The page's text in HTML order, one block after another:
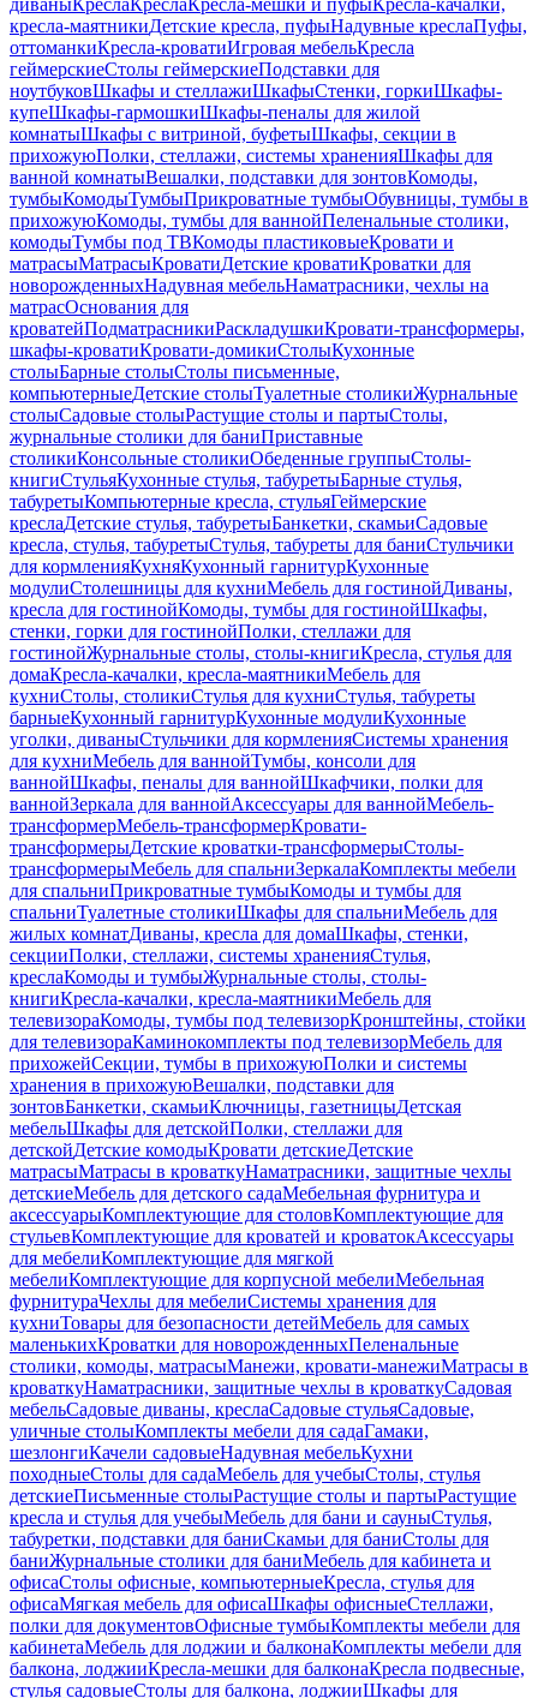
диваныКреслаКреслаКресла-мешки и пуфыКресла-качалки,
кресла-маятникиДетские кресла, пуфыНадувные креслаПуфы,
оттоманкиКресла-кроватиИгровая мебельКресла
геймерскиеСтолы геймерскиеПодставки для
ноутбуковШкафы и стеллажиШкафыСтенки, горкиШкафы-
купеШкафы-гармошкиШкафы-пеналы для жилой
комнатыШкафы с витриной, буфетыШкафы, секции в
прихожуюПолки, стеллажи, системы храненияШкафы для
ванной комнатыВешалки, подставки для зонтовКомоды,
тумбыКомодыТумбыПрикроватные тумбыОбувницы, тумбы в
прихожуюКомоды, тумбы для ваннойПеленальные столики,
комодыТумбы под ТВКомоды пластиковыеКровати и
матрасыМатрасыКроватиДетские кроватиКроватки для
новорожденныхНадувная мебельНаматрасники, чехлы на
матрасОснования для
кроватейПодматрасникиРаскладушкиКровати-трансформеры,
шкафы-кроватиКровати-домикиСтолыКухонные
столыБарные столыСтолы письменные,
компьютерныеДетские столыТуалетные столикиЖурнальные
столыСадовые столыРастущие столы и партыСтолы,
журнальные столики для баниПриставные
столикиКонсольные столикиОбеденные группыСтолы-
книгиСтульяКухонные стулья, табуретыБарные стулья,
табуретыКомпьютерные кресла, стульяГеймерские
креслаДетские стулья, табуретыБанкетки, скамьиСадовые
кресла, стулья, табуретыСтулья, табуреты для баниСтульчики
для кормленияКухняКухонный гарнитурКухонные
модулиСтолешницы для кухниМебель для гостинойДиваны,
кресла для гостинойКомоды, тумбы для гостинойШкафы,
стенки, горки для гостинойПолки, стеллажи для
гостинойЖурнальные столы, столы-книгиКресла, стулья для
домаКресла-качалки, кресла-маятникиМебель для
кухниСтолы, столикиСтулья для кухниСтулья, табуреты
барныеКухонный гарнитурКухонные модулиКухонные
уголки, диваныСтульчики для кормленияСистемы хранения
для кухниМебель для ваннойТумбы, консоли для
ваннойШкафы, пеналы для ваннойШкафчики, полки для
ваннойЗеркала для ваннойАксессуары для ваннойМебель-
трансформерМебель-трансформерКровати-
трансформерыДетские кроватки-трансформерыСтолы-
трансформерыМебель для спальниЗеркалаКомплекты мебели
для спальниПрикроватные тумбыКомоды и тумбы для
спальниТуалетные столикиШкафы для спальниМебель для
жилых комнатДиваны, кресла для домаШкафы, стенки,
секцииПолки, стеллажи, системы храненияСтулья,
креслаКомоды и тумбыЖурнальные столы, столы-
книгиКресла-качалки, кресла-маятникиМебель для
телевизораКомоды, тумбы под телевизорКронштейны, стойки
для телевизораКаминокомплекты под телевизорМебель для
прихожейСекции, тумбы в прихожуюПолки и системы
хранения в прихожуюВешалки, подставки для
зонтовБанкетки, скамьиКлючницы, газетницыДетская
мебельШкафы для детскойПолки, стеллажи для
детскойДетские комодыКровати детскиеДетские
матрасыМатрасы в кроваткуНаматрасники, защитные чехлы
детскиеМебель для детского садаМебельная фурнитура и
аксессуарыКомплектующие для столовКомплектующие для
стульевКомплектующие для кроватей и кроватокАксессуары
для мебелиКомплектующие для мягкой
мебелиКомплектующие для корпусной мебелиМебельная
фурнитураЧехлы для мебелиСистемы хранения для
кухниТовары для безопасности детейМебель для самых
маленькихКроватки для новорожденныхПеленальные
столики, комоды, матрасыМанежи, кровати-манежиМатрасы в
кроваткуНаматрасники, защитные чехлы в кроваткуСадовая
мебельСадовые диваны, креслаСадовые стульяСадовые,
уличные столыКомплекты мебели для садаГамаки,
шезлонгиКачели садовыеНадувная мебельКухни
походныеСтолы для садаМебель для учебыСтолы, стулья
детскиеПисьменные столыРастущие столы и партыРастущие
кресла и стулья для учебыМебель для бани и сауныСтулья,
табуретки, подставки для баниСкамьи для баниСтолы для
баниЖурнальные столики для баниМебель для кабинета и
офисаСтолы офисные, компьютерныеКресла, стулья для
офисаМягкая мебель для офисаШкафы офисныеСтеллажи,
полки для документовОфисные тумбыКомплекты мебели для
кабинетаМебель для лоджии и балконаКомплекты мебели для
балкона, лоджииКресла-мешки для балконаКресла подвесные,
стулья садовыеСтолы для балкона, лоджииШкафы для